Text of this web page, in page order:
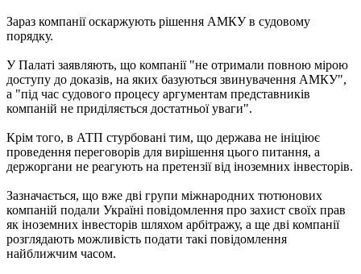
Зараз компанії оскаржують рішення АМКУ в судовому
порядку.
У Палаті заявляють, що компанії "не отримали повною мірою
доступу до доказів, на яких базуються звинувачення АМКУ",
а "під час судового процесу аргументам представників
компаній не приділяється достатньої уваги".
Крім того, в АТП стурбовані тим, що держава не ініціює
проведення переговорів для вирішення цього питання, а
держоргани не реагують на претензії від іноземних інвесторів.
Зазначається, що вже дві групи міжнародних тютюнових
компаній подали Україні повідомлення про захист своїх прав
як іноземних інвесторів шляхом арбітражу, а ще дві компанії
розглядають можливість подати такі повідомлення
найближчим часом.